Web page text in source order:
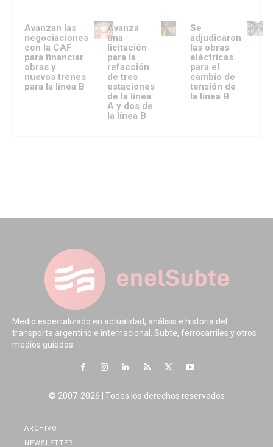
Avanzan las
negociaciones
con la CAF
para financiar
obras y
nuevos trenes
para la línea B
Avanza
una
licitación
para la
refacción
de tres
estaciones
de la línea
A y dos de
la línea B
Se
adjudicaron
las obras
eléctricas
para el
cambio de
tensión de
la línea B
Medio especializado en actualidad, análisis e historia del
transporte argentino e internacional. Subte, ferrocarriles y otros
medios guiados.
© 2007-2026 | Todos los derechos reservados
ARCHIVO
NEWSLETTER